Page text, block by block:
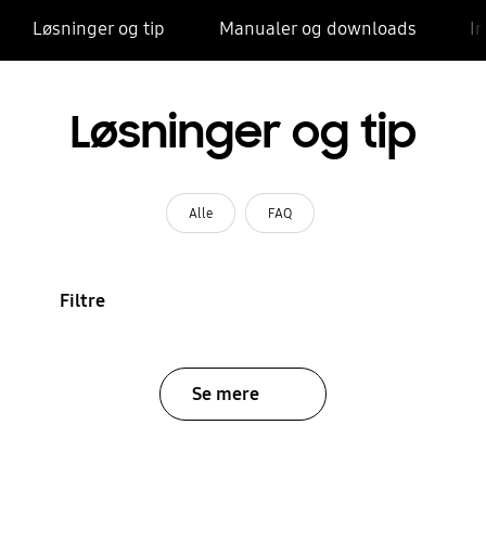
Løsninger og tip Manualer og downloads
Løsninger og tip
Alle FAQ
Filtre
Se mere